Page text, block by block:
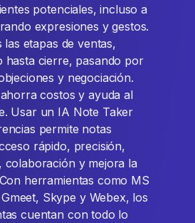
potenciales, incluso a
expresiones y gestos.
las etapas de ventas,
hasta cierre, pasando por
y negociación.
costos y ayuda al
Usar un IA Note Taker
permite notas
rápido, precisión,
colaboración y mejora la
herramientas como MS
Skype y Webex, los
cuentan con todo lo